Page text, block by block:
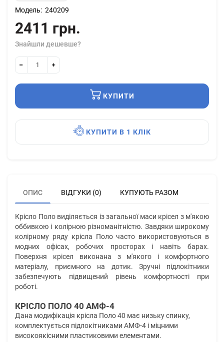
Модель: 240209
2411 грн.
Знайшли дешевше?
КУПИТИ
КУПИТИ В 1 КЛІК
ОПИС ВІДГУКИ (0) КУПУЮТЬ РАЗОМ
Крісло Поло виділяється із загальної маси крісел з м'якою
оббивкою і колірною різноманітністю. Завдяки широкому
колірному ряду крісла Поло часто використовуються в
модних офісах, робочих просторах і навіть барах.
Поверхня крісел виконана з м'якого і комфортного
матеріалу, приємного на дотик. Зручні підлокітники
забезпечують підвищений рівень комфортності при
роботі.
КРІСЛО ПОЛО 40 АМФ-4
Дана модифікація крісла Поло 40 має низьку спинку,
комплектується підлокітниками АМФ-4 і міцними
високоякісними пластиковими елементами.